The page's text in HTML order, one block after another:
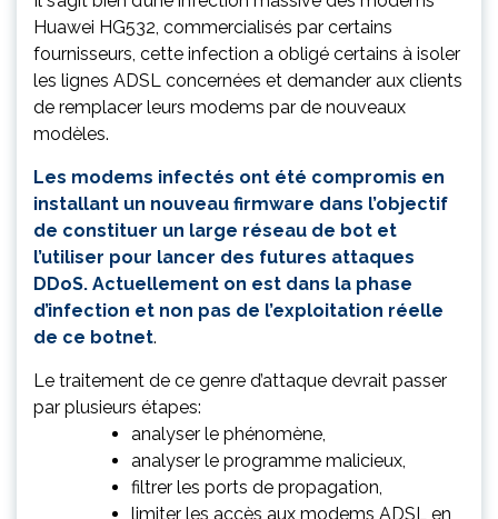
Huawei HG532, commercialisés par certains
fournisseurs, cette infection a obligé certains à isoler
les lignes ADSL concernées et demander aux clients
de remplacer leurs modems par de nouveaux
modèles.
Les modems infectés ont été compromis en
installant un nouveau firmware dans l’objectif
de constituer un large réseau de bot et
l’utiliser pour lancer des futures attaques
DDoS. Actuellement on est dans la phase
d’infection et non pas de l’exploitation réelle
de ce botnet.
Le traitement de ce genre d’attaque devrait passer
par plusieurs étapes:
analyser le phénomène,
analyser le programme malicieux,
filtrer les ports de propagation,
limiter les accès aux modems ADSL en